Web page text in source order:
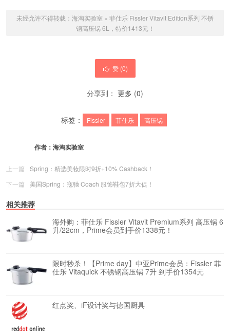
未经允许不得转载： 海淘实验室 » 菲仕乐 Fissler Vitavit Edition系列 不锈
钢高压锅 6L，特价1413元！
赞 (0)
分享到： 更多 (0)
标签： Fissler 菲仕乐 高压锅
作者： 海淘实验室
上一篇
Spring：精选美妆限时9折+10% Cashback！
下一篇
美国Spring：寇驰 Coach 服饰鞋包7折大促！
相关推荐
海外购：菲仕乐 Fissler Vitavit Premium系列 高压锅 6
升/22cm，Prime会员到手价1338元！
限时秒杀！【Prime day】中亚Prime会员：Fissler 菲
仕乐 Vitaquick 不锈钢高压锅 7升 到手价1354元
红点奖、iF设计奖与德国厨具